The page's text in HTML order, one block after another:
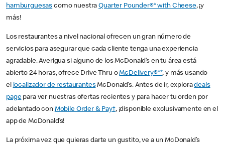
hamburguesas como nuestraQuarter Pounder®* with Cheese, ¡y
más!
Los restaurantes a nivel nacional ofrecen un gran número de
servicios para asegurar que cada cliente tenga una experiencia
agradable. Averigua si alguno de los McDonald’s en tu área está
abierto 24 horas, ofrece Drive Thru oMcDelivery®**, y más usando
el localizador de restaurantesMcDonald’s. Antes de ir, exploradeals
pagepara ver nuestras ofertas recientes y para hacer tu orden por
adelantado con Mobile Order & Pay†, ¡disponible exclusivamente en el
app de McDonald’s!
La próxima vez que quieras darte un gustito, ve a un McDonald’s